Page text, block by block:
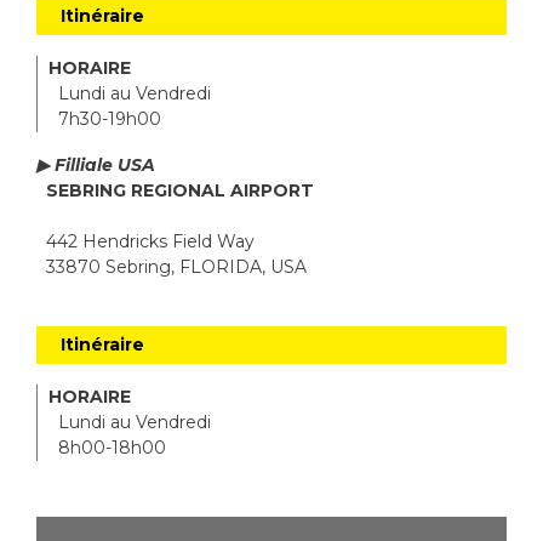
Itinéraire
HORAIRE
Lundi au Vendredi
7h30-19h00
▶ Filliale USA
SEBRING REGIONAL AIRPORT
442 Hendricks Field Way
33870 Sebring, FLORIDA, USA
Itinéraire
HORAIRE
Lundi au Vendredi
8h00-18h00